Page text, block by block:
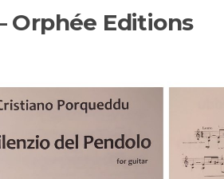
Orphée Editions